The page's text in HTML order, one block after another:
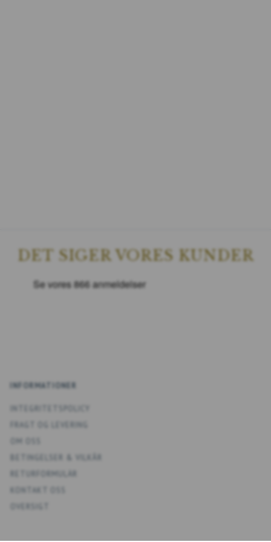
DET SIGER VORES KUNDER
INFORMATIONER
OM OSS
RETURFORMULÄR
KONTAKT OSS